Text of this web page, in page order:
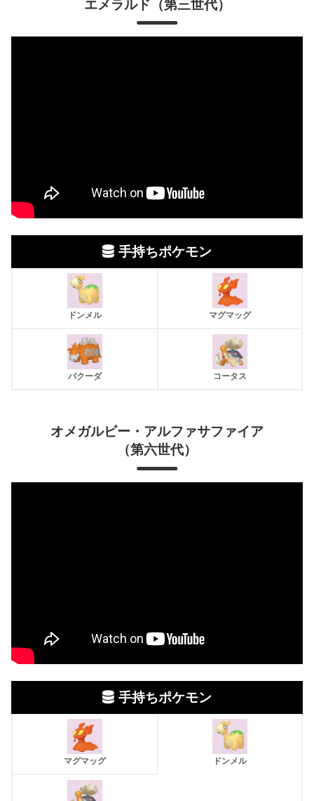
エメラルド （第三世代）
手持ちポケモン
ドンメル マグマッグ
バクーダ コータス
オメガルビー・アルファサファイア
（第六世代）
手持ちポケモン
マグマッグ ドンメル